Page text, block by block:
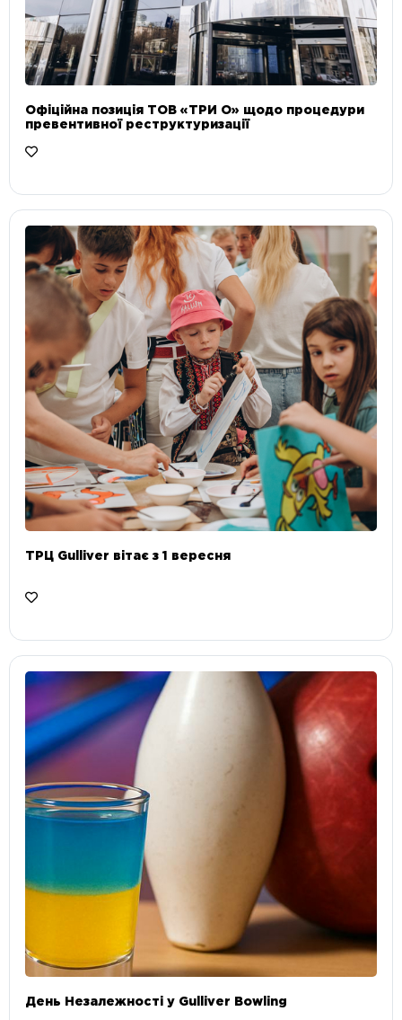
Офіційна позиція ТОВ «ТРИ О» щодо процедури
превентивної реструктуризації
ТРЦ Gulliver вітає з 1 вересня
День Незалежності у Gulliver Bowling